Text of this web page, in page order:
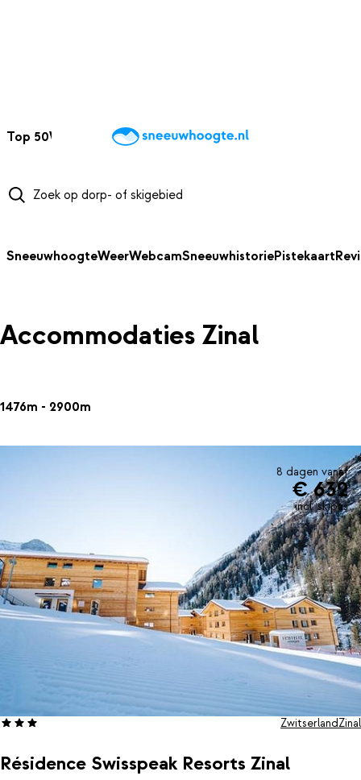
Top 50Webcams WintersportweerKaarten
SneeuwhoogteWeerWebcamSneeuwhistoriePistekaart
Accommodaties Zinal
1476m - 2900m
8 dagen vanaf
€ 632
incl. skipas
Résidence Swisspeak Resorts Zinal
ZwitserlandZinal